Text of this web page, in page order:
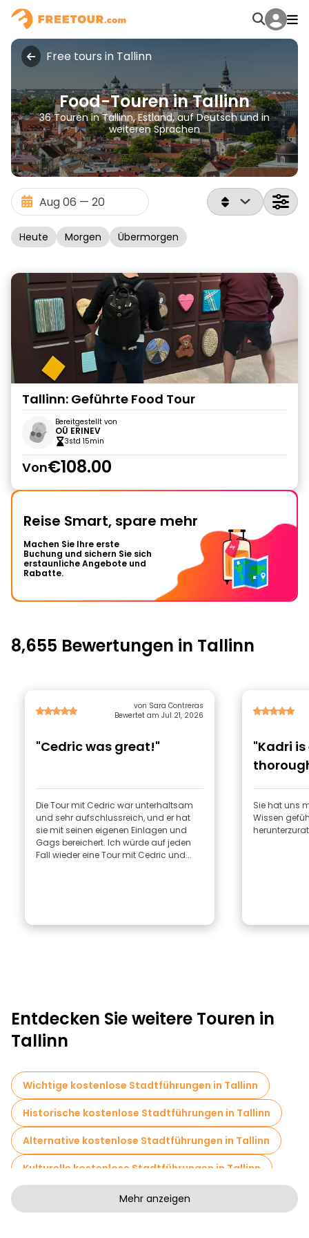
Free tours in Tallinn
Food-Touren in Tallinn
36 Touren in Tallinn, Estland, auf Deutsch und in
weiteren Sprachen
Heute Morgen Übermorgen
Tallinn: Geführte Food Tour
Bereitgestellt von
OÜ ERINEV
3std 15min
Von€108.00
Reise Smart, spare mehr
Machen Sie Ihre erste
Buchung und sichern Sie sich
erstaunliche Angebote und
Rabatte.
8,655 Bewertungen in Tallinn
von Sara Contreras
Bewertet am Jul 21, 2026
"Cedric was great!"
Die Tour mit Cedric war unterhaltsam
und sehr aufschlussreich, und er hat
sie mit seinen eigenen Einlagen und
Gags bereichert. Ich würde auf jeden
Fall wieder eine Tour mit Cedric und...
"Kadri
to keep
Sie hat uns
Wissen
Entdecken Sie weitere Touren in
Tallinn
Wichtige kostenlose Stadtführungen in Tallinn
Historische kostenlose Stadtführungen in Tallinn
Alternative kostenlose Stadtführungen in Tallinn
Kulturelle kostenlose Stadtführungen in Tallinn
Kostenlose Rundgänge für Familien in Tallinn
Mehr anzeigen